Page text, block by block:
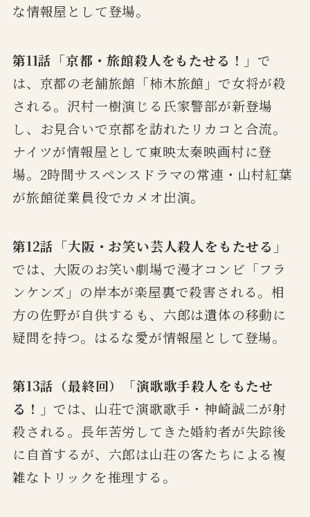
な情報屋として登場。
第11話「京都・旅館殺人をもたせる！ 」で
は、京都の老舗旅館「柿木旅館」で女将が殺
される。沢村一樹演じる氏家警部が新登場
し、お見合いで京都を訪れたリカコと合流。
ナイツが情報屋として東映太秦映画村に登
場。2時間サスペンスドラマの常連・山村紅葉
が旅館従業員役でカメオ出演。
第12話「大阪・お笑い芸人殺人をもたせる」
では、大阪のお笑い劇場で漫才コンビ「フラ
ンケンズ」の岸本が楽屋裏で殺害される。相
方の佐野が自供するも、六郎は遺体の移動に
疑問を持つ。はるな愛が情報屋として登場。
第13話（最終回）「演歌歌手殺人をもたせ
る！」 では、山荘で演歌歌手・神崎誠二が射
殺される。長年苦労してきた婚約者が失踪後
に自首するが、六郎は山荘の客たちによる複
雑なトリックを推理する。